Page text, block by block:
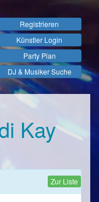
Registrieren
Künstler Login
Party Plan
DJ & Musiker Suche
Kay
Zur Liste